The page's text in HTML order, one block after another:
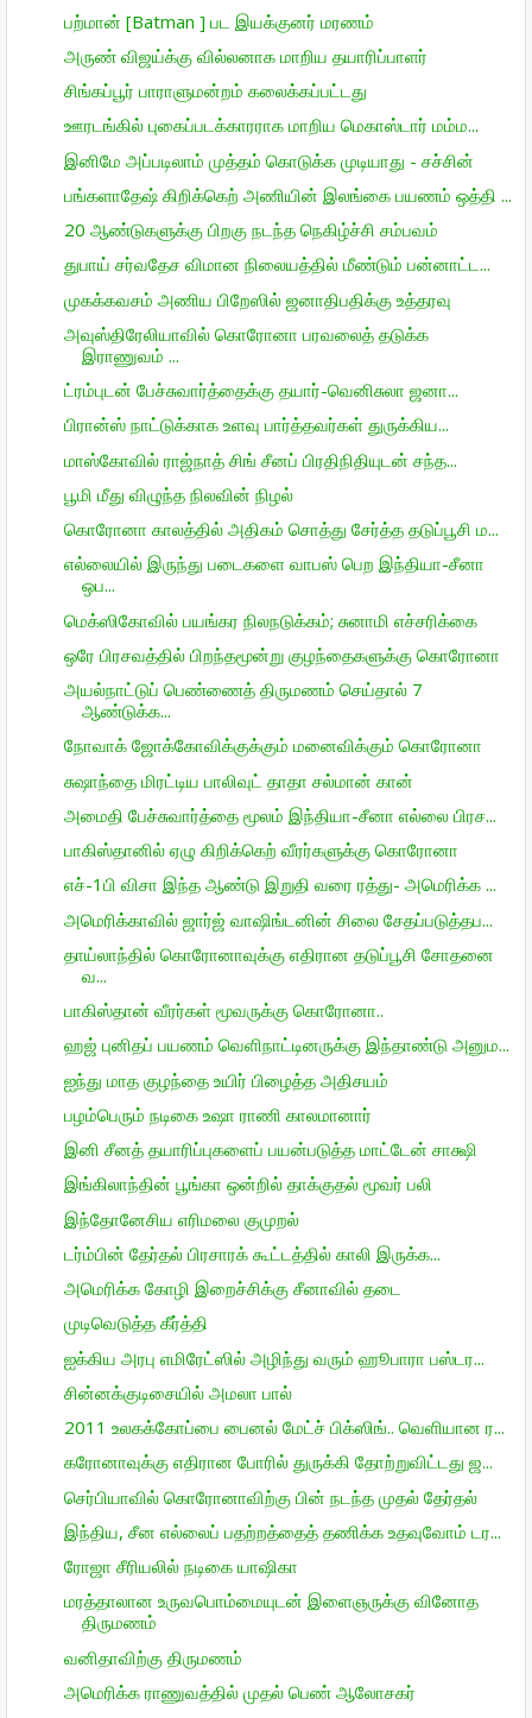
பற்மான் [Batman ] பட இயக்குனர் மரணம்
அருண் விஜய்க்கு வில்லனாக மாறிய தயாரிப்பாளர்
சிங்கப்பூர் பாராளுமன்றம் கலைக்கப்பட்டது
ஊரடங்கில் புகைப்படக்காரராக மாறிய மெகாஸ்டார் மம்ம...
இனிமே அப்படிலாம் முத்தம் கொடுக்க முடியாது - சச்சின்
பங்களாதேஷ் கிறிக்கெற் அணியின் இலங்கை பயணம் ஒத்தி ...
20 ஆண்டுகளுக்கு பிறகு நடந்த நெகிழ்ச்சி சம்பவம்
துபாய் சர்வதேச விமான நிலையத்தில் மீண்டும் பன்னாட்ட...
முகக்கவசம் அணிய பிறேஸில் ஜனாதிபதிக்கு உத்தரவு
அவுஸ்திரேலியாவில் கொரோனா பரவலைத் தடுக்க
இராணுவம் ...
ட்ரம்புடன் பேச்சுவார்த்தைக்கு தயார்-வெனிசுலா ஜனா...
பிரான்ஸ் நாட்டுக்காக உளவு பார்த்தவர்கள் துருக்கிய...
மாஸ்கோவில் ராஜ்நாத் சிங் சீனப் பிரதிநிதியுடன் சந்த...
பூமி மீது விழுந்த நிலவின் நிழல்
கொரோனா காலத்தில் அதிகம் சொத்து சேர்த்த தடுப்பூசி ம...
எல்லையில் இருந்து படைகளை வாபஸ் பெற இந்தியா-சீனா
ஒப...
மெக்ஸிகோவில் பயங்கர நிலநடுக்கம்; சுனாமி எச்சரிக்கை
ஒரே பிரசவத்தில் பிறந்தமூன்று குழந்தைகளுக்கு கொரோனா
அயல்நாட்டுப் பெண்ணைத் திருமணம் செய்தால் 7
ஆண்டுக்க...
நோவாக் ஜோக்கோவிக்குக்கும் மனைவிக்கும் கொரோனா
சுஷாந்தை மிரட்டிய பாலிவுட் தாதா சல்மான் கான்
அமைதி பேச்சுவார்த்தை மூலம் இந்தியா-சீனா எல்லை பிரச...
பாகிஸ்தானில் ஏழு கிறிக்கெற் வீரர்களுக்கு கொரோனா
எச்-1பி விசா இந்த ஆண்டு இறுதி வரை ரத்து- அமெரிக்க ...
அமெரிக்காவில் ஜார்ஜ் வாஷிங்டனின் சிலை சேதப்படுத்தப...
தாய்லாந்தில் கொரோனாவுக்கு எதிரான தடுப்பூசி சோதனை
வ...
பாகிஸ்தான் வீரர்கள் மூவருக்கு கொரோனா..
ஹஜ் புனிதப் பயணம் வெளிநாட்டினருக்கு இந்தாண்டு அனும...
ஐந்து மாத குழந்தை உயிர் பிழைத்த அதிசயம்
பழம்பெரும் நடிகை உஷா ராணி காலமானார்
இனி சீனத் தயாரிப்புகளைப் பயன்படுத்த மாட்டேன் சாக்ஷி
இங்கிலாந்தின் பூங்கா ஒன்றில் தாக்குதல் மூவர் பலி
இந்தோனேசிய எரிமலை குமுறல்
டர்ம்பின் தேர்தல் பிரசாரக் கூட்டத்தில் காலி இருக்க...
அமெரிக்க கோழி இறைச்சிக்கு சீனாவில் தடை
முடிவெடுத்த கீர்த்தி
ஐக்கிய அரபு எமிரேட்ஸில் அழிந்து வரும் ஹூபாரா பஸ்டர...
சின்னக்குடிசையில் அமலா பால்
2011 உலகக்கோப்பை பைனல் மேட்ச் பிக்ஸிங்.. வெளியான ர...
கரோனாவுக்கு எதிரான போரில் துருக்கி தோற்றுவிட்டது ஜ...
செர்பியாவில் கொரோனாவிற்கு பின் நடந்த முதல் தேர்தல்
இந்திய, சீன எல்லைப் பதற்றத்தைத் தணிக்க உதவுவோம் டர...
ரோஜா சீரியலில் நடிகை யாஷிகா
மரத்தாலான உருவபொம்மையுடன் இளைஞருக்கு வினோத
திருமணம்
வனிதாவிற்கு திருமணம்
அமெரிக்க ராணுவத்தில் முதல் பெண் ஆலோசகர்